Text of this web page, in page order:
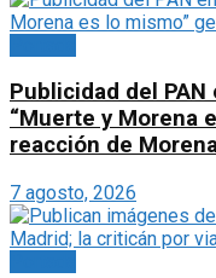
Publicidad del
“Muerte y Morena
reacción de
7 agosto, 2026